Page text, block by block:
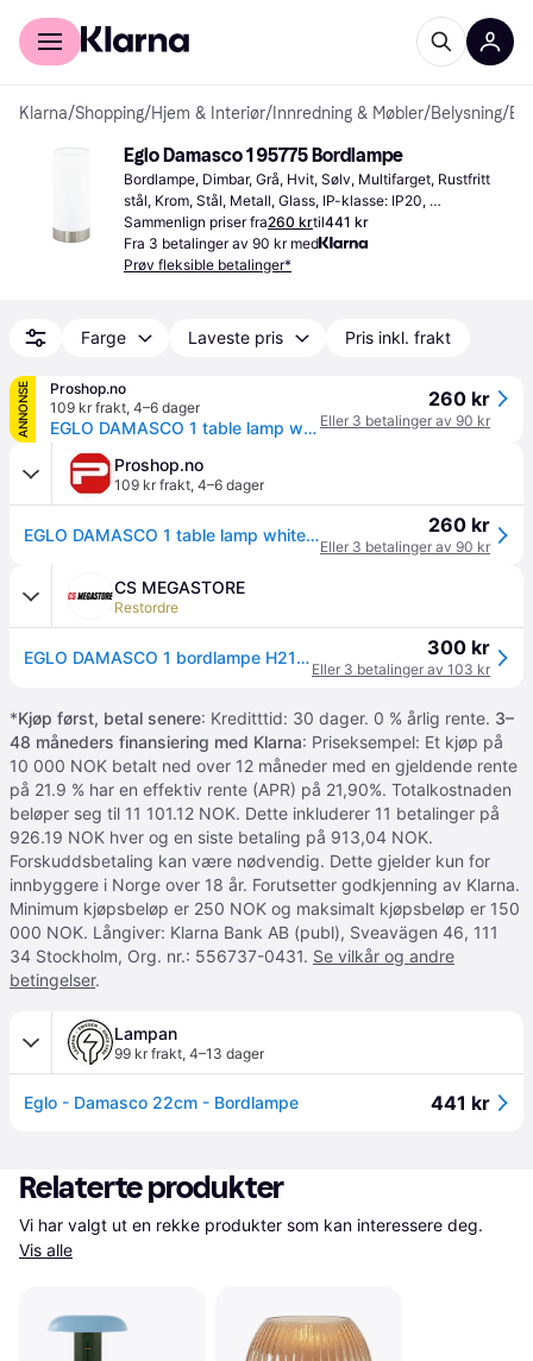
For kunder
Klarna/Shopping/Hjem & Interiør/ Innredning & Møbler/Belysning/
Eglo Damasco 1 95775 Bordlampe
Bordlampe, Dimbar, Grå, Hvit, Sølv, Multifarget, Rustfritt
stål, Krom, Stål, Metall, Glass, IP-klasse: IP20,
Lampesokkel: E27
Sammenlign priser fra260 krtil441 kr
Fra 3 betalinger av 90 kr med
Prøv fleksible betalinger*
Farge Laveste pris Pris inkl. frakt
ANNONSE
Proshop.no
109 kr frakt, 4–6 dager
EGLO DAMASCO 1 table lamp white/chrome
260 kr
Eller 3 betalinger av 90 kr
Proshop.no
109 kr frakt, 4–6 dager
EGLO DAMASCO 1 table lamp white/chrome 260 kr
Eller 3 betalinger av 90 kr
CS MEGASTORE
Restordre
EGLO DAMASCO 1 bordlampe H215 BS/HVID 300 kr
Eller 3 betalinger av 103 kr
*Kjøp først, betal senere: Kreditttid: 30 dager. 0 % årlig rente. 3–
48 måneders finansiering med Klarna: Priseksempel: Et kjøp på
10 000 NOK betalt ned over 12 måneder med en gjeldende rente
på 21.9 % har en effektiv rente (APR) på 21,90%. Totalkostnaden
beløper seg til 11 101.12 NOK. Dette inkluderer 11 betalinger på
926.19 NOK hver og en siste betaling på 913,04 NOK.
Forskuddsbetaling kan være nødvendig. Dette gjelder kun for
innbyggere i Norge over 18 år. Forutsetter godkjenning av Klarna.
Minimum kjøpsbeløp er 250 NOK og maksimalt kjøpsbeløp er 150
000 NOK. Långiver: Klarna Bank AB (publ), Sveavägen 46, 111
34 Stockholm, Org. nr.: 556737-0431. Se vilkår og andre
betingelser.
Lampan
99 kr frakt, 4–13 dager
Eglo - Damasco 22cm - Bordlampe 441 kr
Relaterte produkter
Vis alle